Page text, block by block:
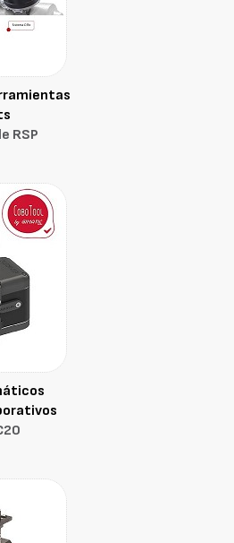
RSP